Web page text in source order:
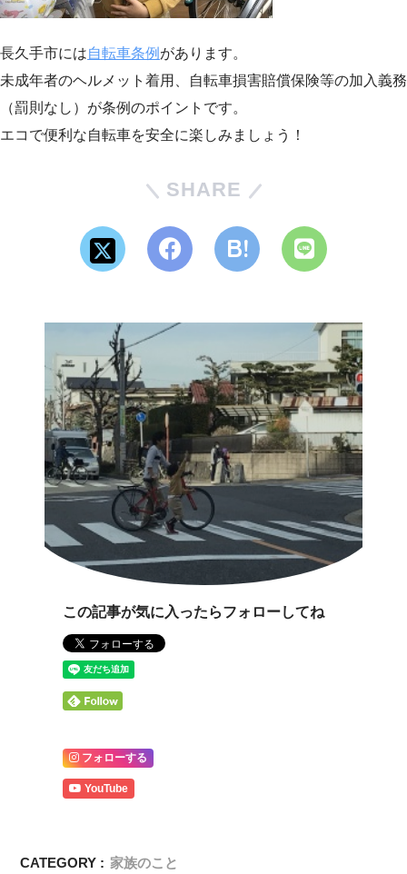
長久手市には自転車条例 があります。
未成年者のヘルメット着用、自転車損害賠償保険等の加入義務
（罰則なし）が条例のポイントです。
エコで便利な自転車を安全に楽しみましょう！
SHARE
この記事が気に入ったらフォローしてね
フォローする
YouTube
CATEGORY : 家族のこと